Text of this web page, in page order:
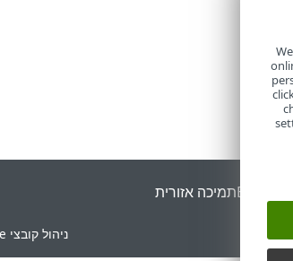
ESETתמיכה אזורית
ניהול קובצי Cookie